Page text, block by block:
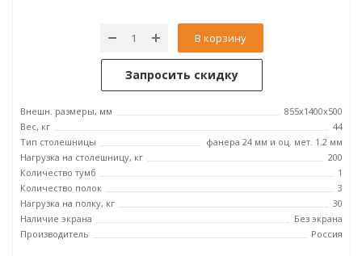
В корзину
Запросить скидку
Внешн. размеры, мм
855x1400x500
Вес, кг
44
Тип столешницы
фанера 24 мм и оц. мет. 1.2 мм
Нагрузка на столешницу, кг
200
Количество тумб
1
Количество полок
3
Нагрузка на полку, кг
30
Наличие экрана
Без экрана
Производитель
Россия